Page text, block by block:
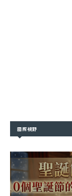
國際視野